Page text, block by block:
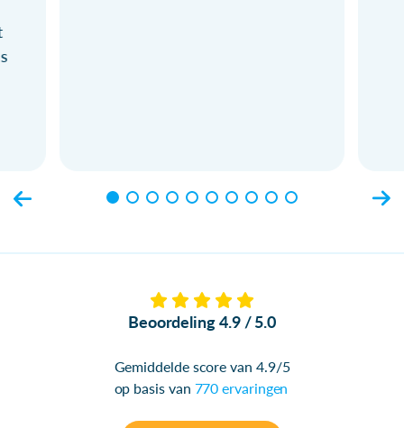
Beoordeling 4.9 / 5.0
Gemiddelde score van 4.9/5
op basis van 770 ervaringen